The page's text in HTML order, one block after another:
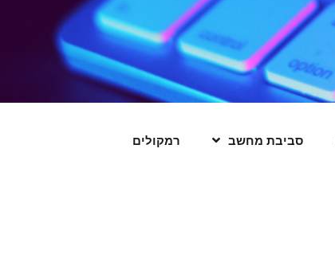
סביבת מחשב רמקולים